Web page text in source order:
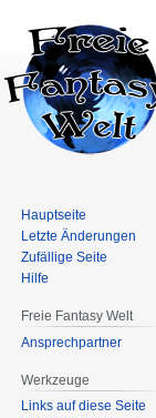
Hauptseite
Letzte Änderungen
Zufällige Seite
Hilfe
Freie Fantasy Welt
Ansprechpartner
Werkzeuge
Links auf diese Seite